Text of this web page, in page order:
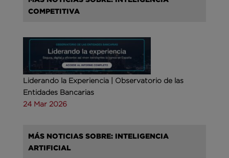
COMPETITIVA
Liderando la Experiencia | Observatorio de las
Entidades Bancarias
24 Mar 2026
MÁS NOTICIAS SOBRE: INTELIGENCIA
ARTIFICIAL